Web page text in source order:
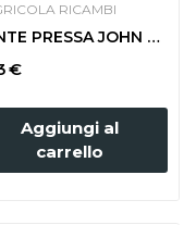
RICAMBI
DENTE PRESSA JOHN DEERE 332-6
€
Aggiungi al
carrello